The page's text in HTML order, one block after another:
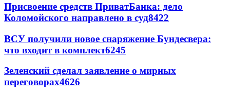
Присвоение средств ПриватБанка: дело
Коломойского направлено в суд8422
ВСУ получили новое снаряжение Бундесвера:
что входит в комплект6245
Зеленский сделал заявление о мирных
переговорах4626